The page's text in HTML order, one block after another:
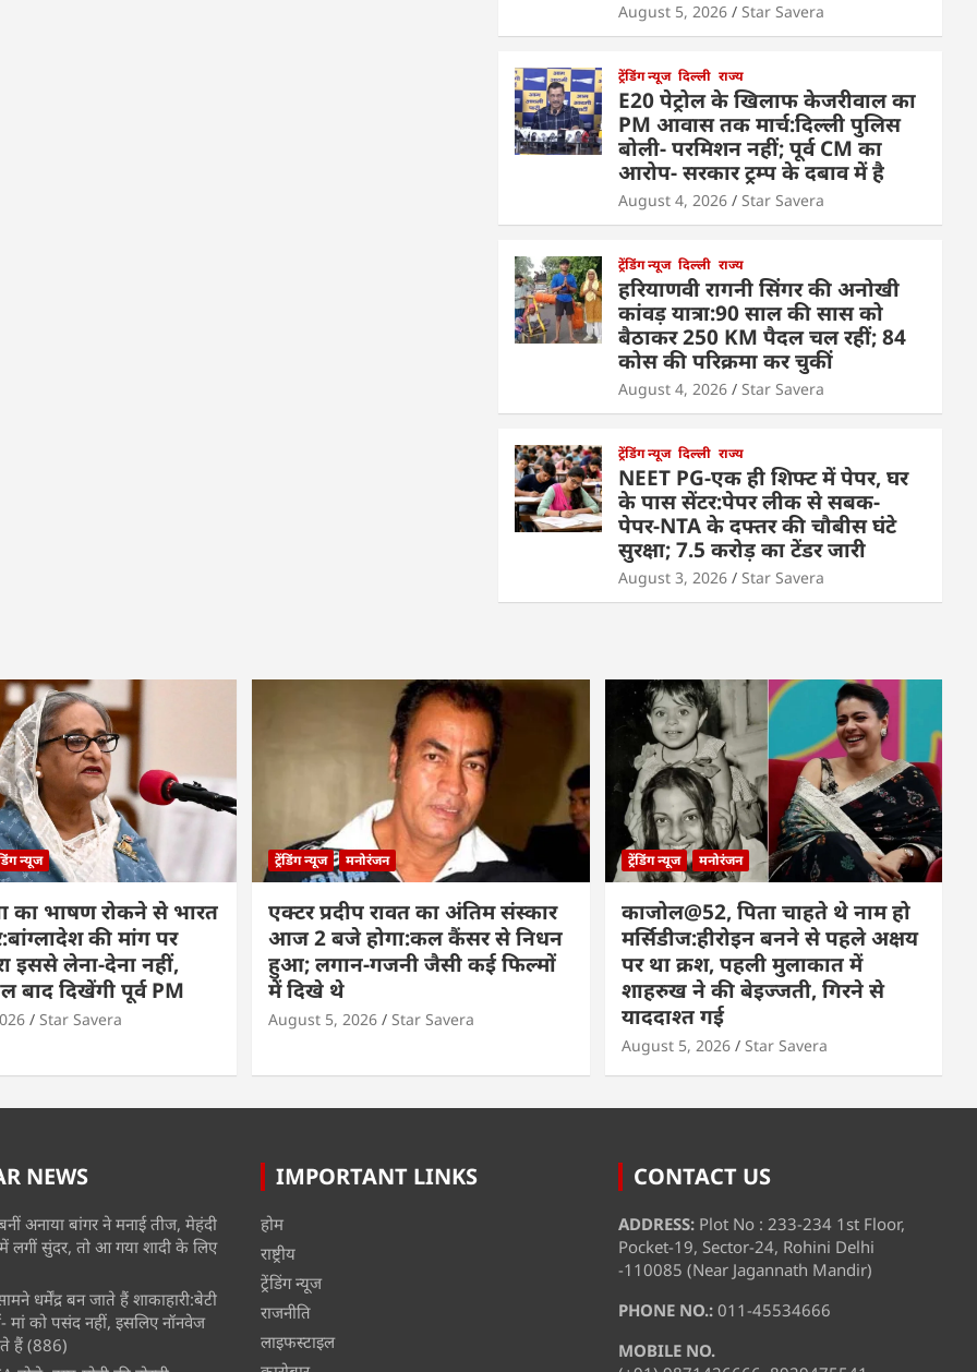
August 5, 2026 Star Savera
ट्रेंडिंग न्यूज दिल्ली राज्य
E20 पेट्रोल के खिलाफ केजरीवाल का
PM आवास तक मार्च:दिल्ली पुलिस
बोली- परमिशन नहीं; पूर्व CM का
आरोप- सरकार ट्रम्प के दबाव में है
August 4, 2026 Star Savera
ट्रेंडिंग न्यूज दिल्ली राज्य
हरियाणवी रागनी सिंगर की अनोखी
कांवड़ यात्रा:90 साल की सास को
बैठाकर 250 KM पैदल चल रहीं; 84
कोस की परिक्रमा कर चुकीं
August 4, 2026 Star Savera
ट्रेंडिंग न्यूज दिल्ली राज्य
NEET PG-एक ही शिफ्ट में पेपर, घर
के पास सेंटर:पेपर लीक से सबक-
पेपर-NTA के दफ्तर की चौबीस घंटे
सुरक्षा; 7.5 करोड़ का टेंडर जारी
August 3, 2026 Star Savera
न्यूज
का भाषण रोकने से भारत
की मांग पर
इससे लेना-देना नहीं,
दिखेंगी पूर्व PM
Star Savera
ट्रेंडिंग न्यूज मनोरंजन
एक्टर प्रदीप रावत का अंतिम संस्कार
आज 2 बजे होगा:कल कैंसर से निधन
हुआ; लगान-गजनी जैसी कई फिल्मों
में दिखे थे
August 5, 2026 Star Savera
ट्रेंडिंग न्यूज मनोरंजन
काजोल@52, पिता चाहते थे नाम हो
मर्सिडीज:हीरोइन बनने से पहले अक्षय
पर था क्रश, पहली मुलाकात में
शाहरुख ने की बेइज्जती, गिरने से
याददाश्त गई
August 5, 2026 Star Savera
NEWS
अनाया बांगर ने मनाई तीज, मेहंदी
लगीं सुंदर, तो आ गया शादी के लिए
धर्मेंद्र बन जाते हैं शाकाहारी:बेटी
मां को पसंद नहीं, इसलिए नॉनवेज
हैं (886)
IMPORTANT LINKS
होम
राष्ट्रीय
ट्रेंडिंग न्यूज
राजनीति
लाइफस्टाइल
CONTACT US
ADDRESS: Plot No : 233-234 1st Floor,
Pocket-19, Sector-24, Rohini Delhi
-110085 (Near Jagannath Mandir)
PHONE NO.: 011-45534666
MOBILE NO.